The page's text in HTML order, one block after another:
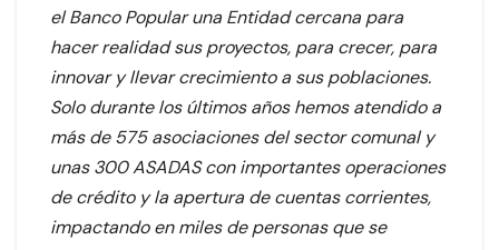
el Banco Popular una Entidad cercana para
hacer realidad sus proyectos, para crecer, para
innovar y llevar crecimiento a sus poblaciones.
Solo durante los últimos años hemos atendido a
más de 575 asociaciones del sector comunal y
unas 300 ASADAS con importantes operaciones
de crédito y la apertura de cuentas corrientes,
impactando en miles de personas que se